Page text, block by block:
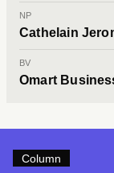
Column
NP
Cathelain
BV
Omart